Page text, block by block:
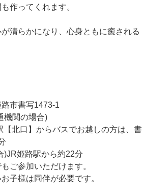
作ってくれます。
清らかになり、心身ともに癒される
市書写1473-1
関の場合)
からバスでお越しの方は、書
駅から約22分
参加いただけます。
同伴が必要です。